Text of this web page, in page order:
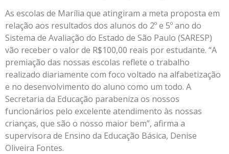
As escolas de Marília que atingiram a meta proposta em
relação aos resultados dos alunos do 2º e 5º ano do
Sistema de Avaliação do Estado de São Paulo (SARESP)
vão receber o valor de R$100,00 reais por estudante. “A
premiação das nossas escolas reflete o trabalho
realizado diariamente com foco voltado na alfabetização
e no desenvolvimento do aluno como um todo. A
Secretaria da Educação parabeniza os nossos
funcionários pelo excelente atendimento às nossas
crianças, que são o nosso maior bem”, afirma a
supervisora de Ensino da Educação Básica, Denise
Oliveira Fontes.